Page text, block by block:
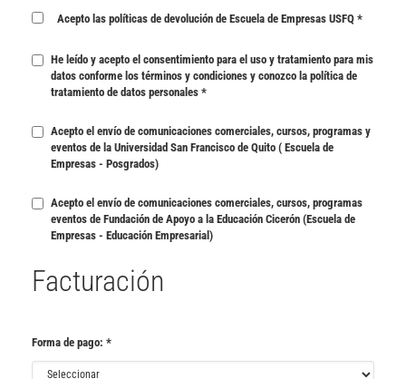
Acepto las políticas de devoluciónde Escuela de Empresas USFQ *
He leído y acepto el consentimiento para el uso y tratamiento para mis
datos conforme los términos y condicionesy conozco la política de
tratamiento de datos personales *
Acepto el envío de comunicaciones comerciales, cursos, programas y
eventos de la Universidad San Francisco de Quito ( Escuela de
Empresas - Posgrados)
Acepto el envío de comunicaciones comerciales, cursos, programas
eventos de Fundación de Apoyo a la Educación Cicerón (Escuela de
Empresas - Educación Empresarial)
Facturación
Forma de pago: *